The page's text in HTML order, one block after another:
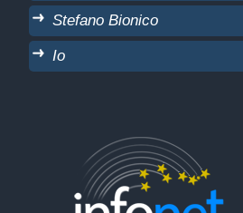
Stefano Bionico
Io